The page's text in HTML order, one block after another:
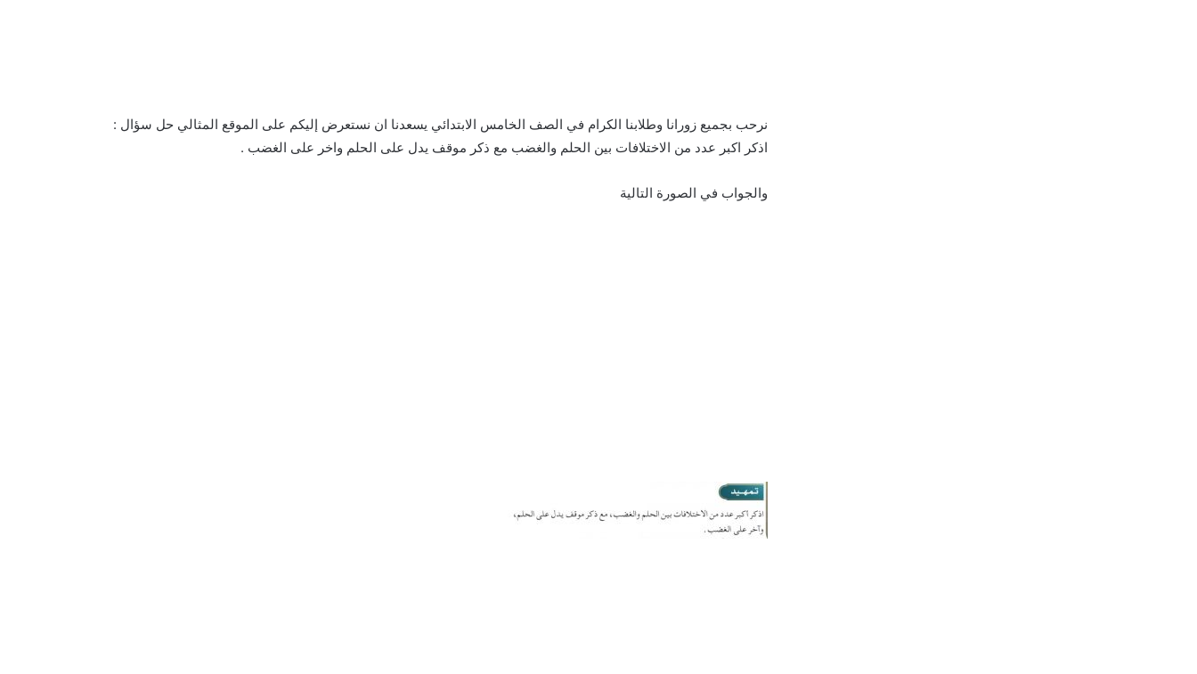
نرحب بجميع زورانا وطلابنا الكرام في الصف الخامس الابتدائي يسعدنا ان نستعرض إليكم على الموقع المثالي حل سؤال :
اذكر اكبر عدد من الاختلافات بين الحلم والغضب مع ذكر موقف يدل على الحلم واخر على الغضب .
والجواب في الصورة التالية